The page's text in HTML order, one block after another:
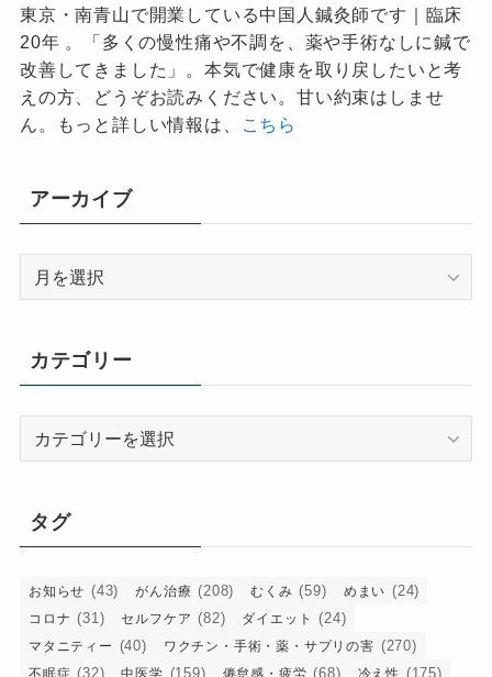
東京・南青山で開業している中国人鍼灸師です｜臨床
20年 。「多くの慢性痛や不調を、薬や手術なしに鍼で
改善してきました」。本気で健康を取り戻したいと考
えの方、どうぞお読みください。甘い約束はしませ
ん。もっと詳しい情報は、
こちら
アーカイブ
ブ
カテゴリー
ー
タグ
お知らせ (43) がん治療 (208) むくみ (59) めまい (24)
コロナ (31) セルフケア (82) ダイエット (24)
マタニティー (40) ワクチン・手術・薬・サプリの害 (270)
(32) (159) (68) (175)